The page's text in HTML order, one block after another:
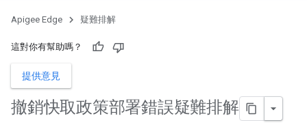
Apigee Edge 疑難排解
這對你有幫助嗎？
提供意見
撤銷快取政策部署錯誤疑難排解